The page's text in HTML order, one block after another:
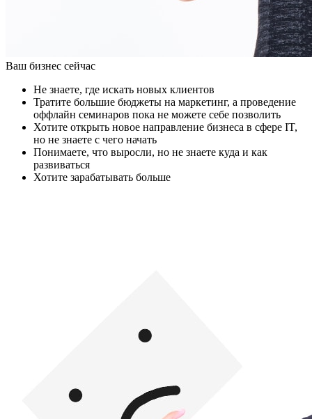
Ваш бизнес сейчас
Не знаете, где искать новых клиентов
Тратите большие бюджеты на маркетинг, а проведение
оффлайн семинаров пока не можете себе позволить
Хотите открыть новое направление бизнеса в сфере IT,
но не знаете с чего начать
Понимаете, что выросли, но не знаете куда и как
развиваться
Хотите зарабатывать больше